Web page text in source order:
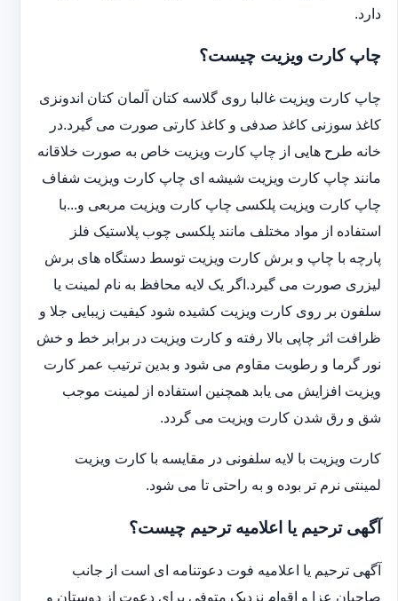
دارد.
چاپ کارت ویزیت چیست؟
چاپ کارت ویزیت غالبا روی گلاسه کتان آلمان کتان اندونزی
کاغذ سوزنی کاغذ صدفی و کاغذ کارتی صورت می گیرد.در
خانه طرح هایی از چاپ کارت ویزیت خاص به صورت خلاقانه
مانند چاپ کارت ویزیت شیشه ای چاپ کارت ویزیت شفاف
چاپ کارت ویزیت پلکسی چاپ کارت ویزیت مربعی و...با
استفاده از مواد مختلف مانند پلکسی چوب پلاستیک فلز
پارچه با چاپ و برش کارت ویزیت توسط دستگاه های برش
لیزری صورت می گیرد.اگر یک لایه محافظ به نام لمینت یا
سلفون بر روی کارت ویزیت کشیده شود کیفیت زیبایی جلا و
ظرافت اثر چاپی بالا رفته و کارت ویزیت در برابر خط و خش
نور گرما و رطوبت مقاوم می شود و بدین ترتیب عمر کارت
ویزیت افزایش می یابد همچنین استفاده از لمینت موجب
شق و رق شدن کارت ویزیت می گردد.
کارت ویزیت با لایه سلفونی در مقایسه با کارت ویزیت
لمینتی نرم تر بوده و به راحتی تا می شود.
آگهی ترحیم یا اعلامیه ترحیم چیست؟
آگهی ترحیم یا اعلامیه فوت دعوتنامه ای است از جانب
صاحبان عزا و اقوام نزدیک متوفی برای دعوت از دوستان و